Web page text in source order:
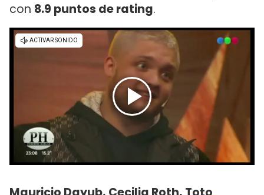
con 8.9 puntos de rating.